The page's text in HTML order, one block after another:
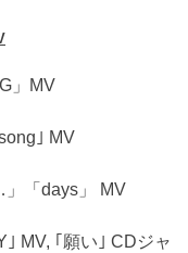
」MV
｣ MV
「days」 MV
MV, ｢願い｣ CDジャ